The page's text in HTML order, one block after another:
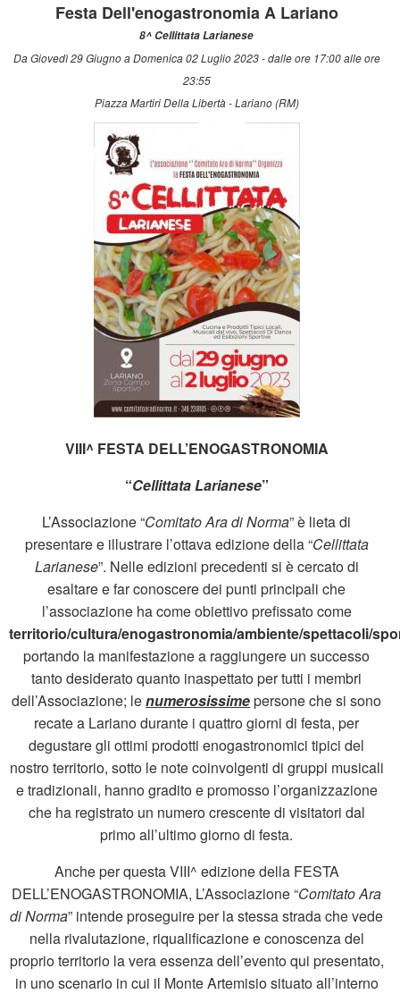
Festa Dell'enogastronomia A Lariano
8^ Cellittata Larianese
Da Giovedì 29 Giugno a Domenica 02 Luglio 2023 - dalle ore 17:00 alle ore
23:55
Piazza Martiri Della Libertà - Lariano (RM)
VIII^ FESTA DELL’ENOGASTRONOMIA
“Cellittata Larianese”
L’Associazione “Comitato Ara di Norma” è lieta di
presentare e illustrare l’ottava edizione della “Cellittata
Larianese”. Nelle edizioni precedenti si è cercato di
esaltare e far conoscere dei punti principali che
l’associazione ha come obiettivo prefissato come
territorio/cultura/enogastronomia/ambiente/spettacoli/
portando la manifestazione a raggiungere un successo
tanto desiderato quanto inaspettato per tutti i membri
dell’Associazione; lenumerosissimepersone che si sono
recate a Lariano durante i quattro giorni di festa, per
degustare gli ottimi prodotti enogastronomici tipici del
nostro territorio, sotto le note coinvolgenti di gruppi musicali
e tradizionali, hanno gradito e promosso l’organizzazione
che ha registrato un numero crescente di visitatori dal
primo all’ultimo giorno di festa.
Anche per questa VIII^ edizione della FESTA
DELL’ENOGASTRONOMIA, L’Associazione “Comitato Ara
di Norma” intende proseguire per la stessa strada che vede
nella rivalutazione, riqualificazione e conoscenza del
proprio territorio la vera essenza dell’evento qui presentato,
in uno scenario in cui il Monte Artemisio situato all’interno